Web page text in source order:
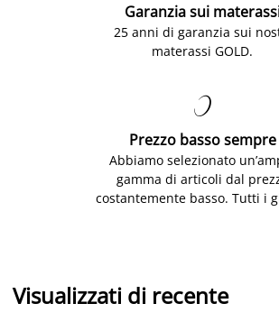
Garanzia sui
25 anni di garanzia sui
materassi GOLD.

Prezzo basso sempre
Abbiamo selezionato
gamma di articoli dal
costantemente basso. Tutti i
Visualizzati di recente